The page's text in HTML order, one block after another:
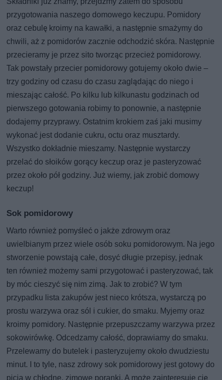
przygotowania naszego domowego keczupu. Pomidory
oraz cebulę kroimy na kawałki, a następnie smażymy do
chwili, aż z pomidorów zacznie odchodzić skóra. Następnie
przecieramy je przez sito tworząc przecież pomidorowy.
Tak powstały przecier pomidorowy gotujemy około dwie –
trzy godziny od czasu do czasu zaglądając do niego i
mieszając całość. Po kilku lub kilkunastu godzinach od
pierwszego gotowania robimy to ponownie, a następnie
dodajemy przyprawy. Ostatnim krokiem zaś jaki musimy
wykonać jest dodanie cukru, octu oraz musztardy.
Wszystko dokładnie mieszamy. Następnie wystarczy
przelać do słoików gorący keczup oraz je pasteryzować
przez około pół godziny. Już wiemy, jak zrobić domowy
keczup!
Sok pomidorowy
Warto również pomyśleć o jakże zdrowym oraz
uwielbianym przez wiele osób soku pomidorowym. Na jego
stworzenie powstają całe, dosyć długie przepisy, jednak
ten również możemy sami przygotować i pasteryzować, tak
by móc cieszyć się nim zimą. Jak to zrobić? W tym
przypadku lista zakupów jest nieco krótsza, wystarczą po
prostu warzywa oraz sól i cukier, do smaku. Myjemy oraz
kroimy pomidory. Następnie przepuszczamy warzywa przez
sokowirówkę. Odcedzamy całość, doprawiamy do smaku.
Przelewamy do butelek i pasteryzujemy około dwudziestu
minut. I to tyle, nasz zdrowy sok pomidorowy jest gotowy do
picia w chłodne, zimowe poranki. A może zainteresuje cię